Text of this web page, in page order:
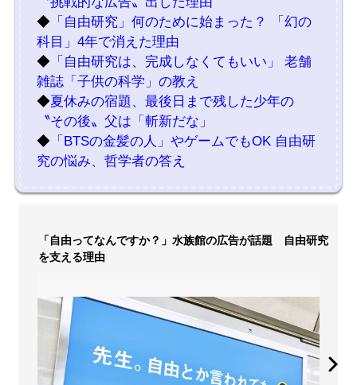
◆「自由研究」何のために始まった？ 「幻の
科目」4年で消えた理由
◆「自由研究は、完成しなくてもいい」 老舗
雑誌「子供の科学」の教え
◆夏休みの宿題、最後日まで残した少年の
〝その後〟父は「斬新だな」
◆「BTSの金髪の人」やゲームでもOK 自由研
究の悩み、哲学者の答え
「自由ってなんですか？」水族館の広告が話題 自由研究
を支える理由